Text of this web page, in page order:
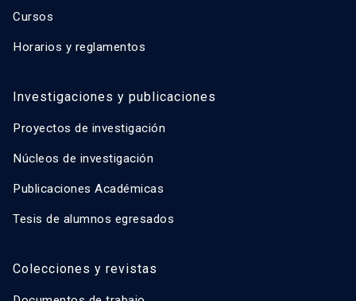
Cursos
Horarios y reglamentos
Investigaciones y publicaciones
Proyectos de investigación
Núcleos de investigación
Publicaciones Académicas
Tesis de alumnos egresados
Colecciones y revistas